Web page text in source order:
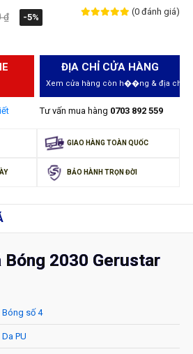
₫ -5%
(0 đánh giá)
ĐỊA CHỈ CỬA HÀNG
Xem cửa hàng còn h��ng & địa chỉ
Tư vấn mua hàng 0703 892 559
GIAO HÀNG TOÀN QUỐC
BẢO HÀNH TRỌN ĐỜI
2030 Gerustar
Bóng số 4
Da PU